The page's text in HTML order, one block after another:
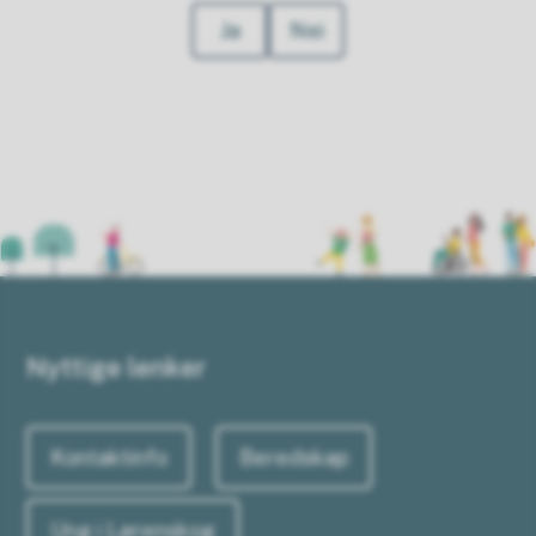
Ja Nei
Nyttige lenker
Kontaktinfo Beredskap
Ung i Lørenskog